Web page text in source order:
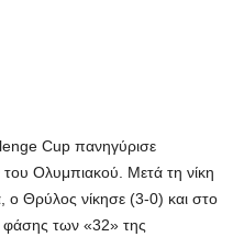
Cup πανηγύρισε
Ολυμπιακού. Μετά τη νίκη
Θρύλος νίκησε (3-0) και στο
φάσης των «32» της